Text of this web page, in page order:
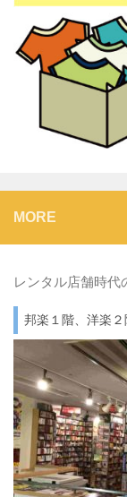
MORE
レンタル店舗時代
邦楽１階、洋楽２